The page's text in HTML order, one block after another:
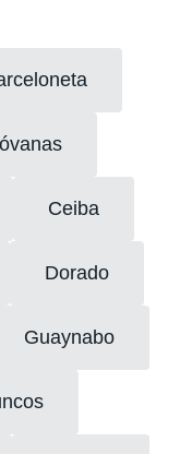
Ceiba
Dorado
Guaynabo